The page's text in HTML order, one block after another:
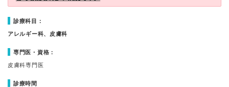
診療科目：
アレルギー科、皮膚科
専門医・資格：
皮膚科専門医
診療時間